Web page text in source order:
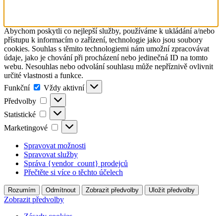
Abychom poskytli co nejlepší služby, používáme k ukládání a/nebo
přístupu k informacím o zařízení, technologie jako jsou soubory
cookies. Souhlas s těmito technologiemi nám umožní zpracovávat
údaje, jako je chování při procházení nebo jedinečná ID na tomto
webu. Nesouhlas nebo odvolání souhlasu může nepříznivě ovlivnit
určité vlastnosti a funkce.
Funkční
Funkční
Vždy aktivní
Předvolby
Předvolby
Statistické Statistické
Marketingové Marketingové
Spravovat možnosti
Spravovat služby
Správa {vendor_count} prodejců
Přečtěte si více o těchto účelech
Rozumím Odmítnout Zobrazit předvolby Uložit předvolby
Zobrazit předvolby